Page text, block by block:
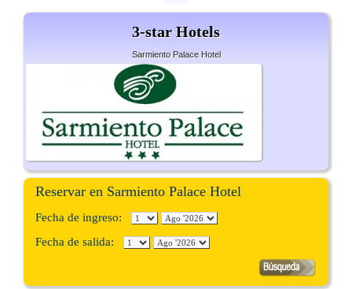
3-star Hotels
Sarmiento Palace Hotel
Reservar en Sarmiento Palace Hotel
Fecha de ingreso:
Fecha de salida: